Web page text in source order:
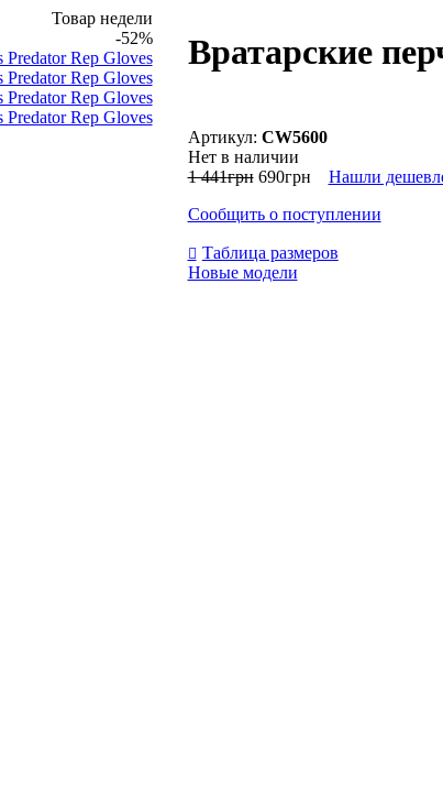
Товар недели
-52%
Вратарские
CW5600
Нет в наличии
1 441грн 690грн
Нашли
Сообщить о поступлении
Таблица размеров
Новые модели